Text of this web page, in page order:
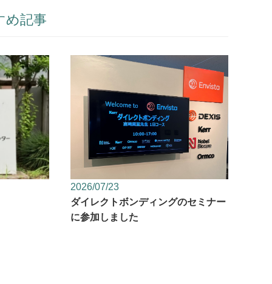
め記事
2026/07/23
ダイレクトボンディングのセミナー
に参加しました